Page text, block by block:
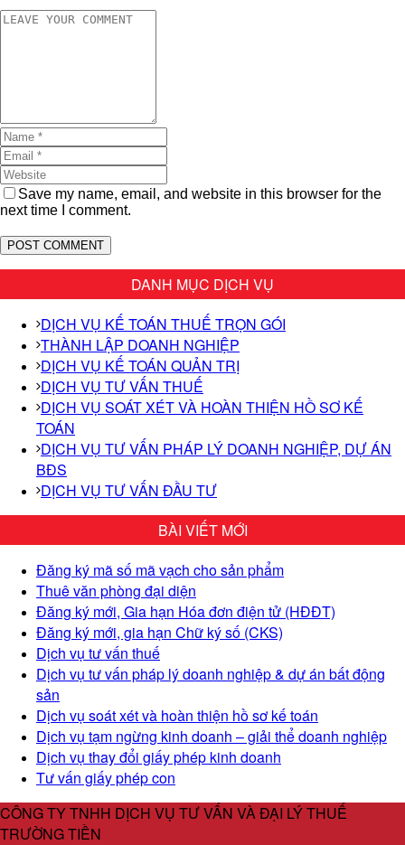
Save my name, email, and website in this browser for the
next time I comment.
DANH MỤC DỊCH VỤ
DỊCH VỤ KẾ TOÁN THUẾ TRỌN GÓI
THÀNH LẬP DOANH NGHIỆP
DỊCH VỤ KẾ TOÁN QUẢN TRỊ
DỊCH VỤ TƯ VẤN THUẾ
DỊCH VỤ SOÁT XÉT VÀ HOÀN THIỆN HỒ SƠ KẾ
TOÁN
DỊCH VỤ TƯ VẤN PHÁP LÝ DOANH NGHIỆP, DỰ ÁN
BĐS
DỊCH VỤ TƯ VẤN ĐẦU TƯ
BÀI VIẾT MỚI
Đăng ký mã số mã vạch cho sản phẩm
Thuê văn phòng đại diện
Đăng ký mới, Gia hạn Hóa đơn điện tử (HĐĐT)
Đăng ký mới, gia hạn Chữ ký số (CKS)
Dịch vụ tư vấn thuế
Dịch vụ tư vấn pháp lý doanh nghiệp & dự án bất động
sản
Dịch vụ soát xét và hoàn thiện hồ sơ kế toán
Dịch vụ tạm ngừng kinh doanh – giải thể doanh nghiệp
Dịch vụ thay đổi giấy phép kinh doanh
Tư vấn giấy phép con
CÔNG TY TNHH DỊCH VỤ TƯ VẤN VÀ ĐẠI LÝ THUẾ
TRƯỜNG TIỀN